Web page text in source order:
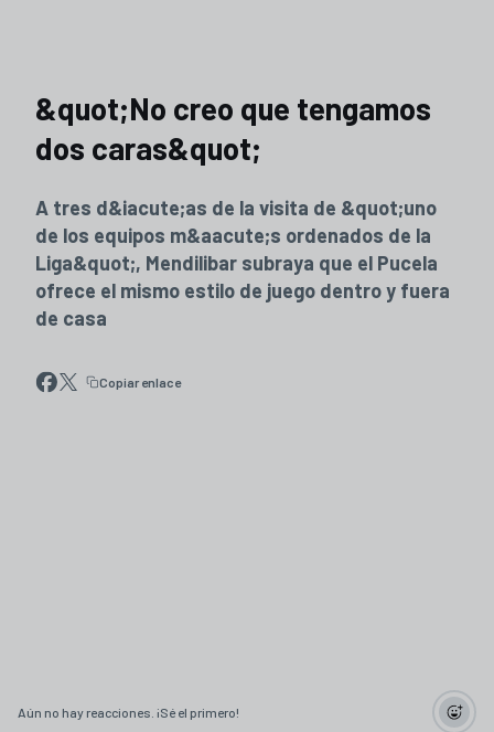
&quot;No creo que tengamos
dos caras&quot;
A tres d&iacute;as de la visita de &quot;uno
de los equipos m&aacute;s ordenados de la
Liga&quot;, Mendilibar subraya que el Pucela
ofrece el mismo estilo de juego dentro y fuera
de casa
Copiar enlace
Aún no hay reacciones. ¡Sé el primero!